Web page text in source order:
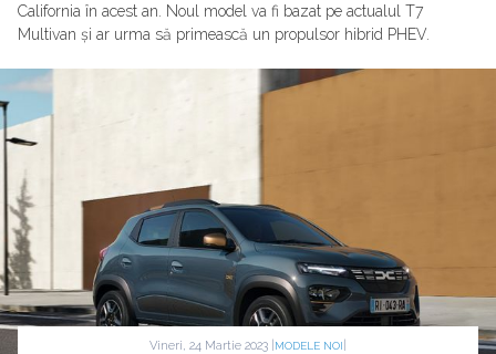
California în acest an. Noul model va fi bazat pe actualul T7
Multivan și ar urma să primească un propulsor hibrid PHEV.
Vineri, 24 Martie 2023 | MODELE NOI